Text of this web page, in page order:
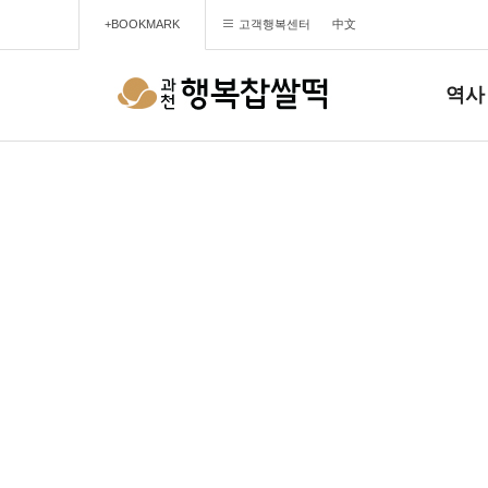
+BOOKMARK 고객행복센터 中文
역사